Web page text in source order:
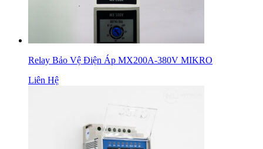
Relay Bảo Vệ Điện Áp MX200A-380V MIKRO
Liên Hệ